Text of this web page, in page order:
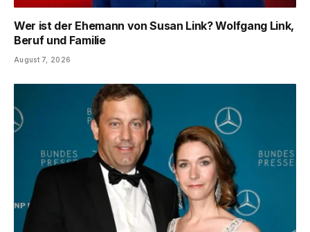
Wer ist der Ehemann von Susan Link? Wolfgang Link,
Beruf und Familie
August 7, 2026